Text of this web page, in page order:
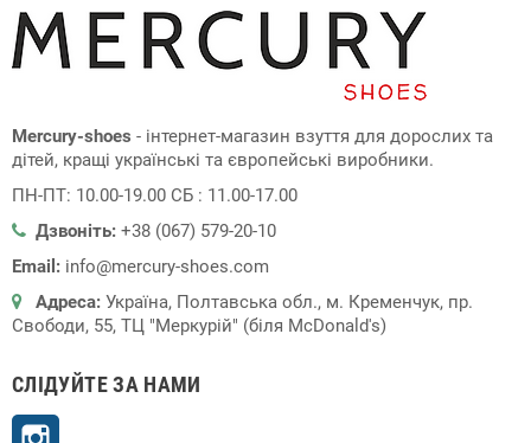
Mercury-shoes - інтернет-магазин взуття для дорослих та
дітей, кращі українські та європейські виробники.
ПН-ПТ: 10.00-19.00 СБ : 11.00-17.00
Дзвоніть: +38 (067) 579-20-10
Email: info@mercury-shoes.com
Адреса: Україна, Полтавська обл., м. Кременчук, пр.
Свободи, 55, ТЦ "Меркурій" (біля McDonald's)
СЛІДУЙТЕ ЗА НАМИ